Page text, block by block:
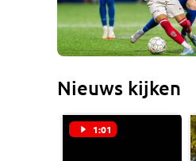
Nieuws kijken
1:01